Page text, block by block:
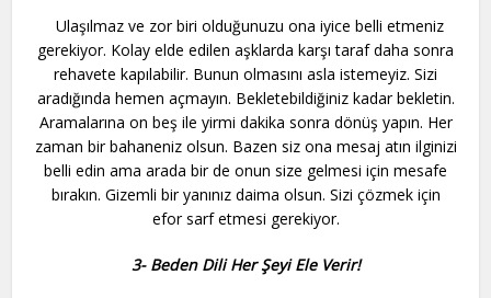
Ulaşılmaz ve zor biri olduğunuzu ona iyice belli etmeniz
gerekiyor. Kolay elde edilen aşklarda karşı taraf daha sonra
rehavete kapılabilir. Bunun olmasını asla istemeyiz. Sizi
aradığında hemen açmayın. Bekletebildiğiniz kadar bekletin.
Aramalarına on beş ile yirmi dakika sonra dönüş yapın. Her
zaman bir bahaneniz olsun. Bazen siz ona mesaj atın ilginizi
belli edin ama arada bir de onun size gelmesi için mesafe
bırakın. Gizemli bir yanınız daima olsun. Sizi çözmek için
efor sarf etmesi gerekiyor.
3- Beden Dili Her Şeyi Ele Verir!